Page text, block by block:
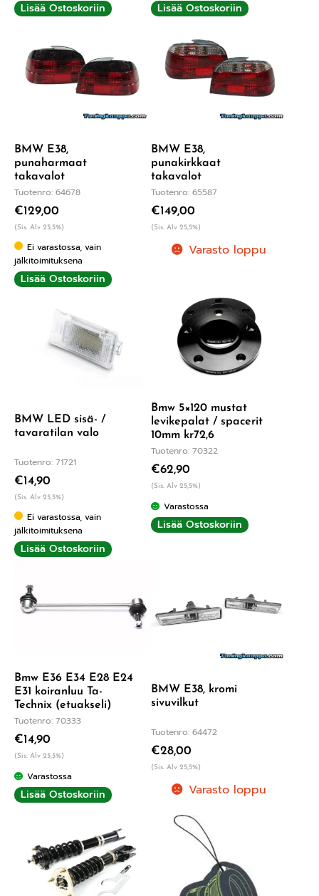
Lisää Ostoskoriin Lisää Ostoskoriin
BMW E38,
punaharmaat
takavalot
Tuotenro: 64678
€129,00
(Sis. Alv 25,5%)
Ei varastossa, vain
jälkitoimituksena
Lisää Ostoskoriin
BMW E38,
punakirkkaat
takavalot
Tuotenro: 65587
€149,00
(Sis. Alv 25,5%)
Varasto loppu
BMW LED sisä- /
tavaratilan valo
Tuotenro: 71721
€14,90
(Sis. Alv 25,5%)
Ei varastossa, vain
jälkitoimituksena
Lisää Ostoskoriin
Bmw 5×120 mustat
levikepalat / spacerit
10mm kr72,6
Tuotenro: 70322
€62,90
(Sis. Alv 25,5%)
Varastossa
Lisää Ostoskoriin
Bmw E36 E34 E28 E24
E31 koiranluu Ta-
Technix (etuakseli)
Tuotenro: 70333
€14,90
(Sis. Alv 25,5%)
Varastossa
Lisää Ostoskoriin
BMW E38, kromi
sivuvilkut
Tuotenro: 64472
€28,00
(Sis. Alv 25,5%)
Varasto loppu